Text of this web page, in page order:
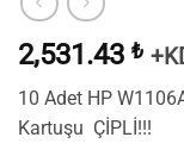
2,531.43 ₺
10 Adet HP
Kartuşu ÇİPLİ!!!